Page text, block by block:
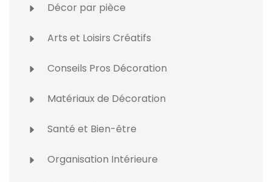
Décor par pièce
Arts et Loisirs Créatifs
Conseils Pros Décoration
Matériaux de Décoration
Santé et Bien-être
Organisation Intérieure